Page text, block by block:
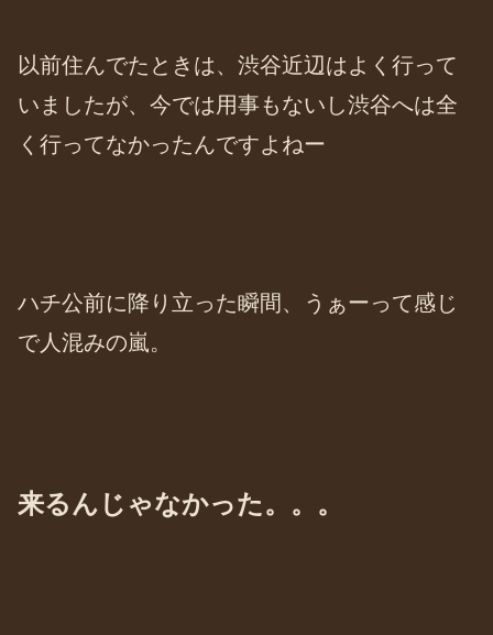
以前住んでたときは、渋谷近辺はよく行って
いましたが、今では用事もないし渋谷へは全
く行ってなかったんですよねー
ハチ公前に降り立った瞬間、うぁーって感じ
で人混みの嵐。
来るんじゃなかった。。。